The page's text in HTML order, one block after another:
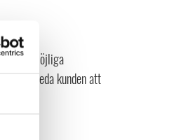
bästa möjliga
och leda kunden att